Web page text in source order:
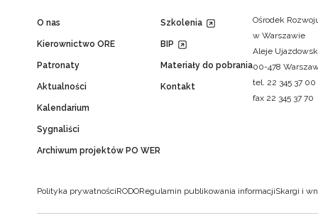
O nas
Kierownictwo ORE
Patronaty
Aktualności
Kalendarium
Sygnaliści
Archiwum projektów PO WER
Szkolenia
BIP
Materiały do pobrania
Kontakt
Ośrodek
w Warszawie
Aleje
00-478
tel. 22 345 37 00
fax 22 345 37 70
Polityka prywatnościRODORegulamin publikowania informacjiSkargi i